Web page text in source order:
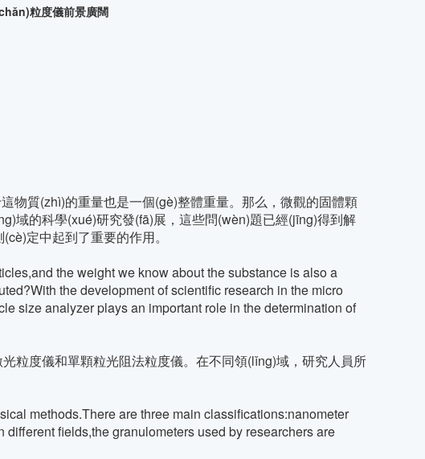
粒度儀前景廣闊
(zhì)的重量也是一個(gè)整體重量。那么，微觀的固體顆
域的科學(xué)研究發(fā)展，這些問(wèn)題已經(jīng)得到解
定中起到了重要的作用。
the weight we know about the substance is also a
the development of scientific research in the micro
size analyzer plays an important role in the determination of
儀和單顆粒光阻法粒度儀。在不同領(lǐng)域，研究人員所
methods.There are three main classifications:nanometer
fields,the granulometers used by researchers are